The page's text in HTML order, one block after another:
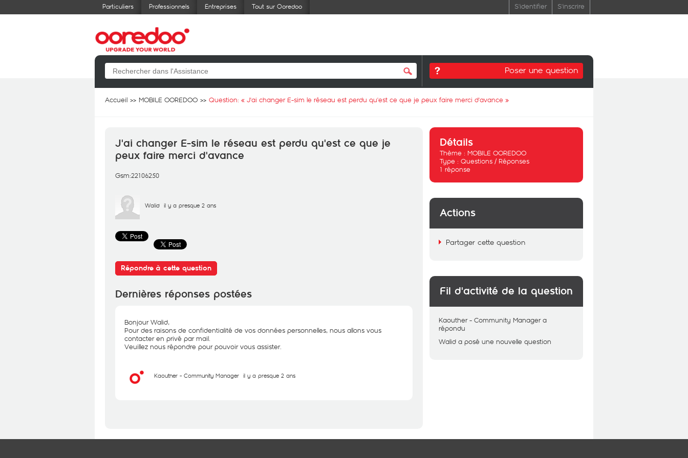
Particuliers Professionnels Entreprises Tout sur Ooredoo S'identifier S'inscrire
Poser une question
Accueil MOBILE OOREDOO Question: « J'ai changer E-sim le réseau est perdu qu'est ce que je peux faire merci d'avance »
J'ai changer E-sim le réseau est perdu qu'est ce que je
peux faire merci d'avance
Gsm:22106250
Walid il y a presque 2 ans
Répondre à cette question
Dernières réponses postées
Bonjour Walid,
Pour des raisons de confidentialité de vos données personnelles, nous allons vous
contacter en privé par mail.
Veuillez nous répondre pour pouvoir vous assister.
Kaouther - Community Manager il y a presque 2 ans
Détails
Thème : MOBILE OOREDOO
Type : Questions / Réponses
1 réponse
Actions
Partager cette question
Fil d'activité de la question
Kaouther - Community Manager a
répondu
Walid a posé une nouvelle question